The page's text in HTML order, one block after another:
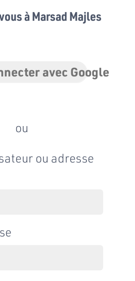
à Marsad Majles
avec Google
ou
ou adresse